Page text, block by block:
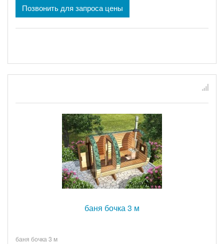
Позвонить для запроса цены
баня бочка 3 м
баня бочка 3 м